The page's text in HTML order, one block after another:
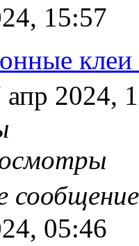
15:57
апр 2024,
05:46